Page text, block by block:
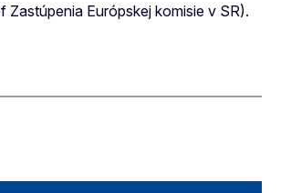
Európskej komisie v SR).